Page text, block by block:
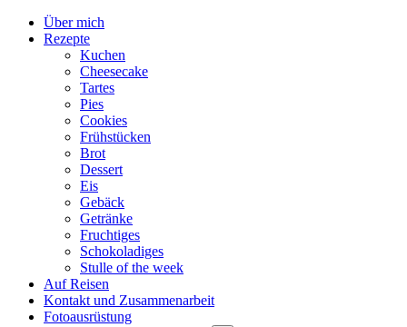
Über mich
Rezepte
Kuchen
Cheesecake
Tartes
Pies
Cookies
Frühstücken
Brot
Dessert
Eis
Gebäck
Getränke
Fruchtiges
Schokoladiges
Stulle of the week
Auf Reisen
Kontakt und Zusammenarbeit
Fotoausrüstung